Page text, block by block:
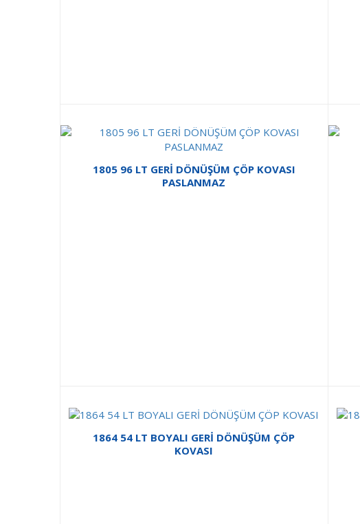
1805 96 LT GERİ DÖNÜŞÜM ÇÖP KOVASI
PASLANMAZ
1864 54 LT BOYALI GERİ DÖNÜŞÜM ÇÖP
KOVASI